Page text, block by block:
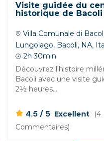
Visite guidée du
historique de Bacoli
Villa Comunale di
Lungolago, Bacoli, NA,
2h 30min
Découvrez l'histoire
Bacoli avec une visite
2½ heures....
4.5/ 5 Excellent
(4
Commentaires)